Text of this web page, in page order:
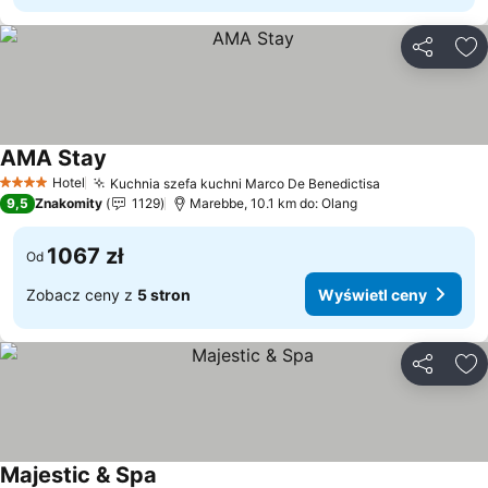
4 KategoriaHotel Kuchnia szefa kuchni Marco De Benedictisa
AMA Stay
9,5 Znakomity 1129 Marebbe, 10.1 km do: Olang
Od 1067 zł
Zobacz ceny z 5 stron Wyświetl ceny
Majestic & Spa